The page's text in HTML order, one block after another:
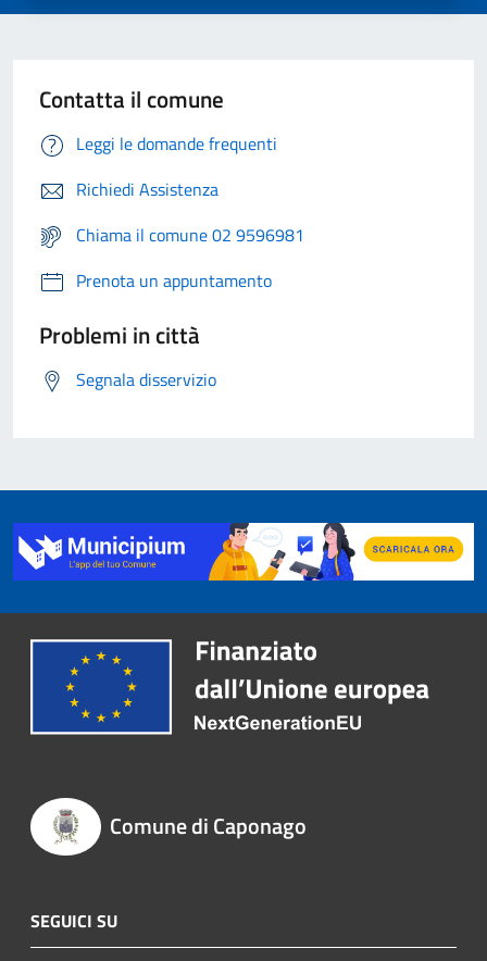
Contatta il comune
Leggi le domande frequenti
Richiedi Assistenza
Chiama il comune 02 9596981
Prenota un appuntamento
Problemi in città
Segnala disservizio
Comune di Caponago
SEGUICI SU